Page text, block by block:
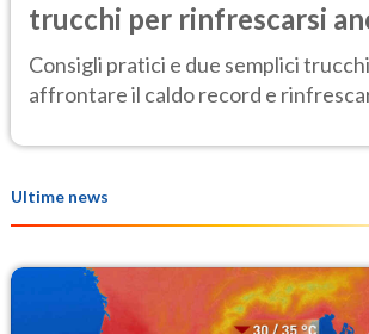
trucchi per rinfrescarsi
gradi
Consigli pratici e due semplici
affrontare il caldo record e
Ultime news